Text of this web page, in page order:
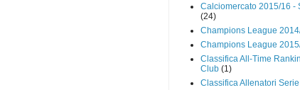
Calciomercato 2015/16 -
(24)
Champions League
Champions League
Classifica All-Time
Club (1)
Classifica Allenatori Serie